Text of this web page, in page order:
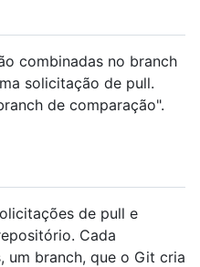
combinadas no branch
solicitação de pull.
de comparação".
de pull e
Cada
um branch, que o Git cria